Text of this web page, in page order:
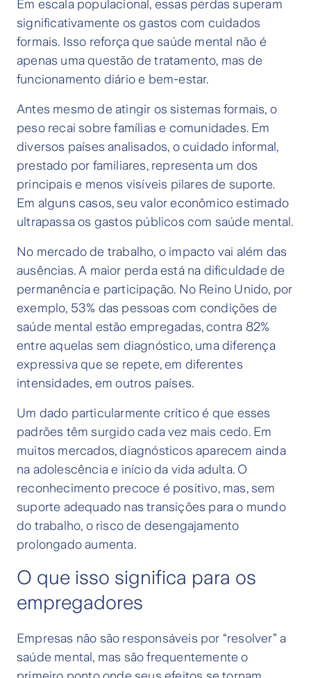
Em escala populacional, essas perdas superam
significativamente os gastos com cuidados
formais. Isso reforça que saúde mental não é
apenas uma questão de tratamento, mas de
funcionamento diário e bem-estar.
Antes mesmo de atingir os sistemas formais, o
peso recai sobre famílias e comunidades. Em
diversos países analisados, o cuidado informal,
prestado por familiares, representa um dos
principais e menos visíveis pilares de suporte.
Em alguns casos, seu valor econômico estimado
ultrapassa os gastos públicos com saúde mental.
No mercado de trabalho, o impacto vai além das
ausências. A maior perda está na dificuldade de
permanência e participação. No Reino Unido, por
exemplo, 53% das pessoas com condições de
saúde mental estão empregadas, contra 82%
entre aquelas sem diagnóstico, uma diferença
expressiva que se repete, em diferentes
intensidades, em outros países.
Um dado particularmente crítico é que esses
padrões têm surgido cada vez mais cedo. Em
muitos mercados, diagnósticos aparecem ainda
na adolescência e início da vida adulta. O
reconhecimento precoce é positivo, mas, sem
suporte adequado nas transições para o mundo
do trabalho, o risco de desengajamento
prolongado aumenta.
O que isso significa para os
empregadores
Empresas não são responsáveis por “resolver” a
saúde mental, mas são frequentemente o